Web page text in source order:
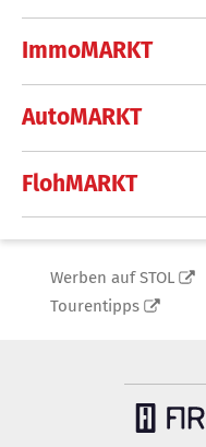
ImmoMARKT
AutoMARKT
FlohMARKT
Werben auf STOL
Tourentipps